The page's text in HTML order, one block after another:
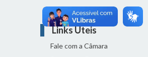
Solenidades
Links Úteis
Fale com a Câmara